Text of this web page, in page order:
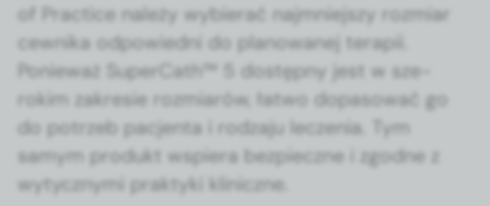
of Prac­tice należy wybier­ać najm­niejszy rozmi­ar
cewni­ka odpowied­ni do planowanej ter­apii.
Ponieważ Super­Cath™ 5 dostęp­ny jest w sze­
rokim zakre­sie rozmi­arów, łat­wo dopa­sować go
do potrzeb pac­jen­ta i rodza­ju leczenia. Tym
samym pro­dukt wspiera bez­pieczne i zgodne z
wyty­czny­mi prak­ty­ki klin­iczne.